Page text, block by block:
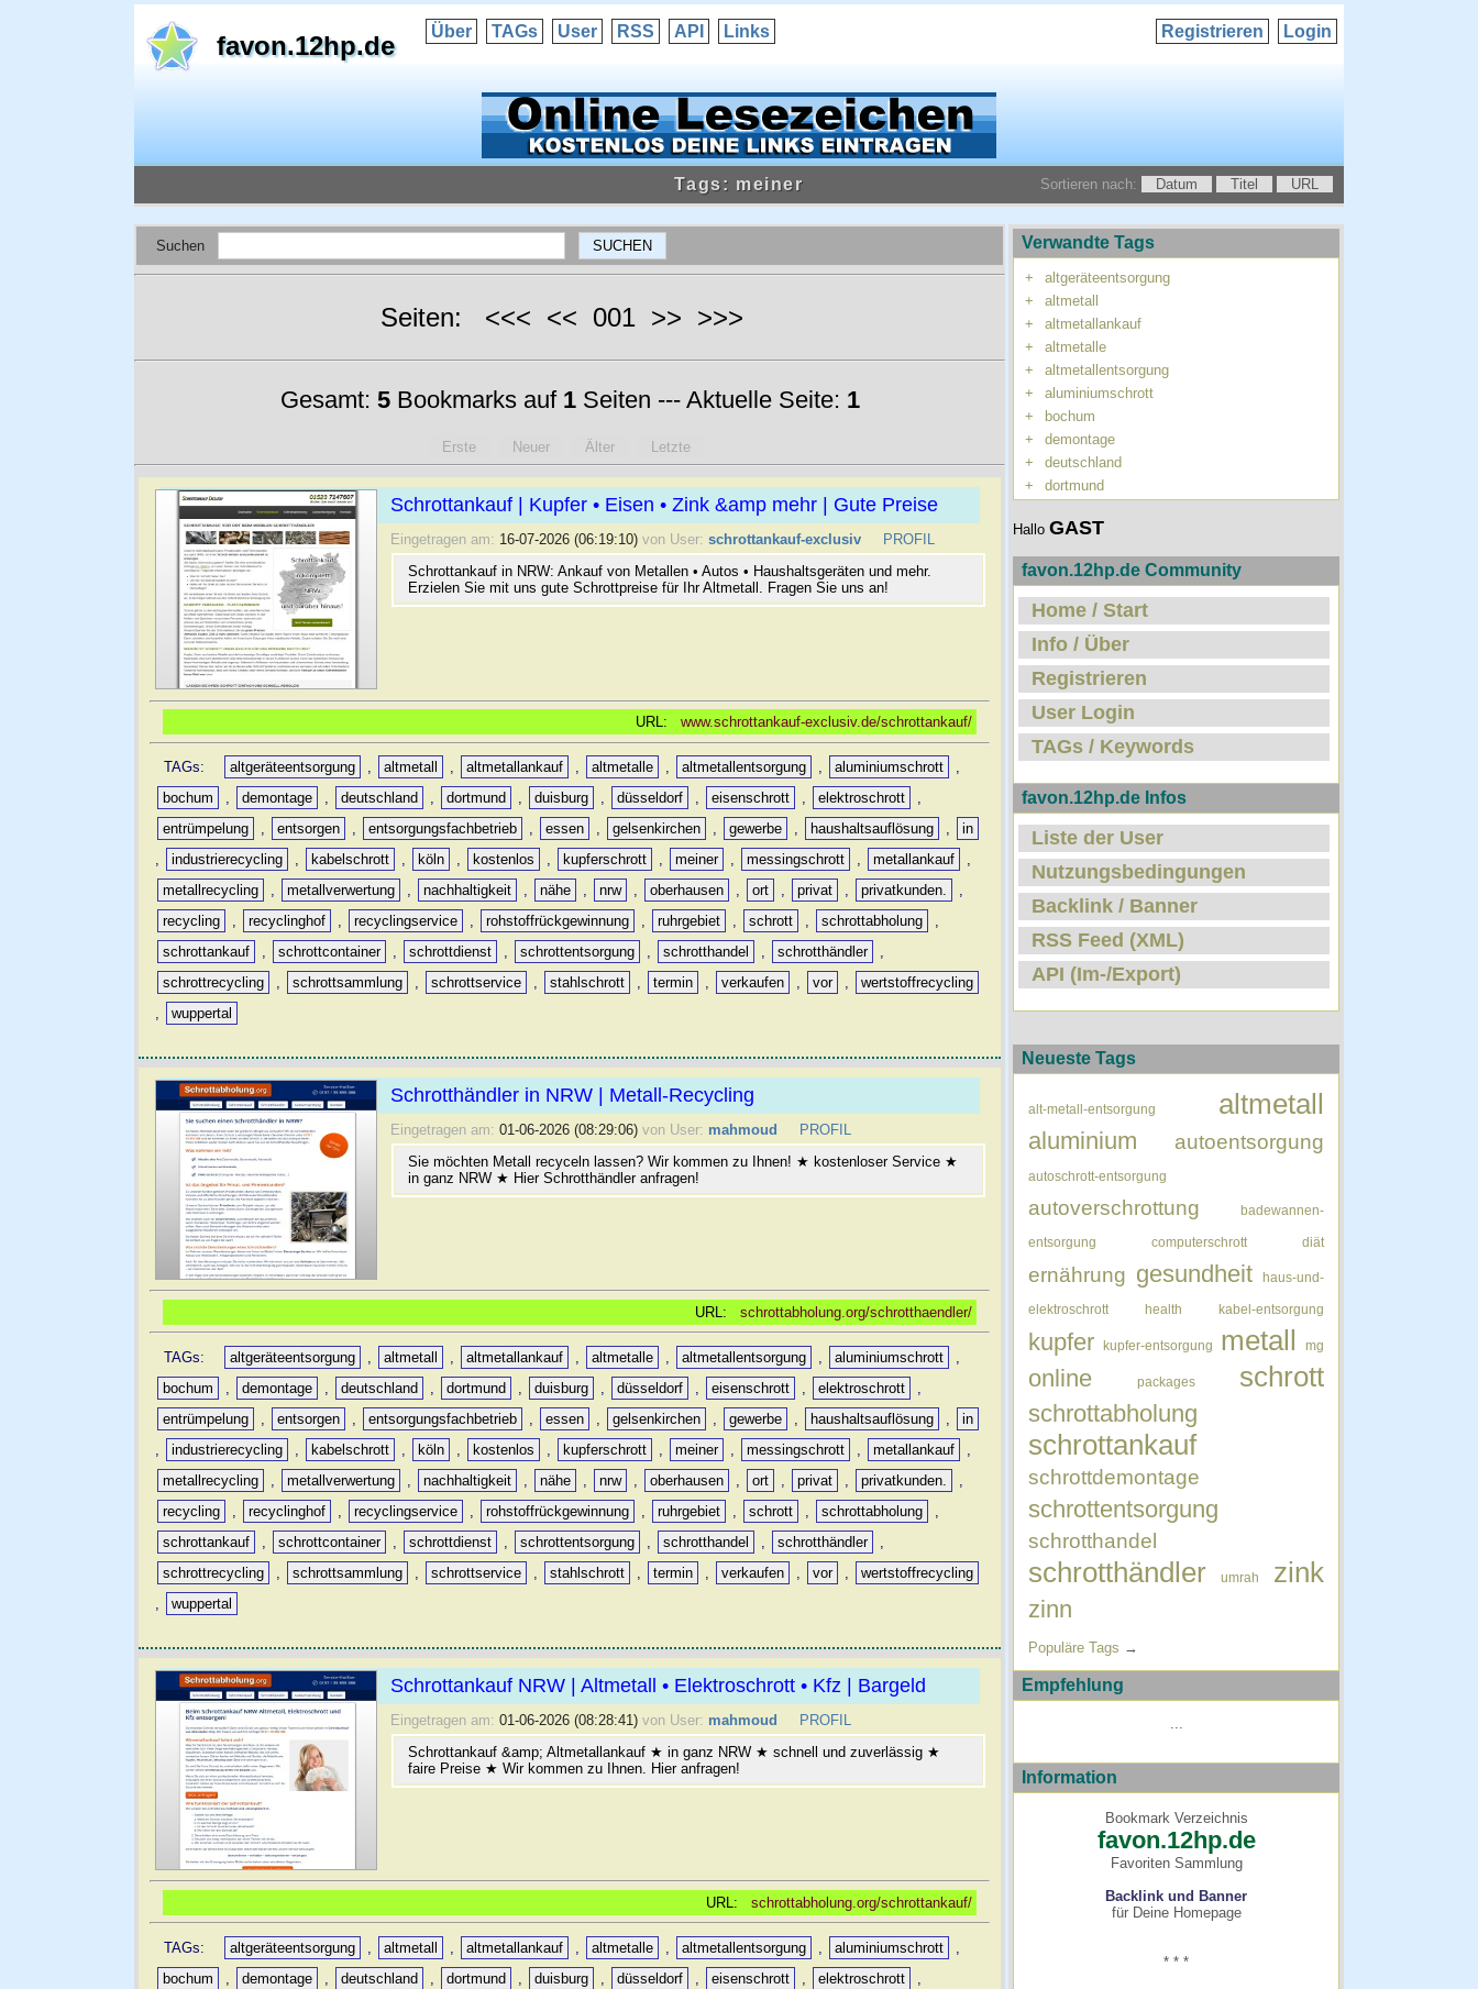
favon.12hp.de Über TAGs User RSS API Links Login
Registrieren
Tags: meiner Sortieren nach: Datum Titel URL
Suchen
Seiten: <<< << 001 >> >>>
Gesamt: 5Bookmarks auf 1Seiten --- Aktuelle Seite: 1
Erste Neuer Älter Letzte
Schrottankauf | Kupfer • Eisen • Zink &amp mehr | Gute Preise
Eingetragen am: 16-07-2026 (06:19:10) von User: schrottankauf-exclusiv
PROFIL
Schrottankauf in NRW: Ankauf von Metallen • Autos • Haushaltsgeräten und mehr.
Erzielen Sie mit uns gute Schrottpreise für Ihr Altmetall. Fragen Sie uns an!
URL: www.schrottankauf-exclusiv.de/schrottankauf/
TAGs: altgeräteentsorgung , altmetall , altmetallankauf , altmetalle , altmetallentsorgung , aluminiumschrott
,
bochum
, demontage , deutschland , dortmund , duisburg , düsseldorf , eisenschrott , elektroschrott
,
entrümpelung
, entsorgen , entsorgungsfachbetrieb , essen , gelsenkirchen , gewerbe , haushaltsauflösung ,
in
,
industrierecycling , kabelschrott , köln , kostenlos , kupferschrott , meiner , messingschrott , metallankauf
,
metallrecycling
, metallverwertung , nachhaltigkeit , nähe , nrw , oberhausen , ort , privat , privatkunden.
,
recycling
, recyclinghof , recyclingservice , rohstoffrückgewinnung , ruhrgebiet , schrott , schrottabholung
,
schrottankauf
, schrottcontainer , schrottdienst , schrottentsorgung , schrotthandel , schrotthändler
,
schrottrecycling
, schrottsammlung , schrottservice , stahlschrott , termin , verkaufen , vor ,
wertstoffrecycling
,
wuppertal
Schrotthändler in NRW | Metall-Recycling
Eingetragen am: 01-06-2026 (08:29:06) von User: mahmoud
PROFIL
Sie möchten Metall recyceln lassen? Wir kommen zu Ihnen! ★ kostenloser Service ★
in ganz NRW ★ Hier Schrotthändler anfragen!
URL: schrottabholung.org/schrotthaendler/
TAGs: altgeräteentsorgung , altmetall , altmetallankauf , altmetalle , altmetallentsorgung , aluminiumschrott
,
bochum
, demontage , deutschland , dortmund , duisburg , düsseldorf , eisenschrott , elektroschrott
,
entrümpelung
, entsorgen , entsorgungsfachbetrieb , essen , gelsenkirchen , gewerbe , haushaltsauflösung ,
in
,
industrierecycling , kabelschrott , köln , kostenlos , kupferschrott , meiner , messingschrott , metallankauf
,
metallrecycling
, metallverwertung , nachhaltigkeit , nähe , nrw , oberhausen , ort , privat , privatkunden.
,
recycling
, recyclinghof , recyclingservice , rohstoffrückgewinnung , ruhrgebiet , schrott , schrottabholung
,
schrottankauf
, schrottcontainer , schrottdienst , schrottentsorgung , schrotthandel , schrotthändler
,
schrottrecycling
, schrottsammlung , schrottservice , stahlschrott , termin , verkaufen , vor ,
wertstoffrecycling
,
wuppertal
Schrottankauf NRW | Altmetall • Elektroschrott • Kfz | Bargeld
Eingetragen am: 01-06-2026 (08:28:41) von User: mahmoud
PROFIL
Schrottankauf &amp; Altmetallankauf ★ in ganz NRW ★ schnell und zuverlässig ★
faire Preise ★ Wir kommen zu Ihnen. Hier anfragen!
URL: schrottabholung.org/schrottankauf/
TAGs: altgeräteentsorgung , altmetall , altmetallankauf , altmetalle , altmetallentsorgung , aluminiumschrott
,
bochum
, demontage , deutschland , dortmund , duisburg , düsseldorf , eisenschrott , elektroschrott
,
Verwandte Tags
+
altgeräteentsorgung
+
altmetall
+
altmetallankauf
+
altmetalle
+
altmetallentsorgung
+
aluminiumschrott
+
bochum
+
demontage
+
deutschland
+
dortmund
Hallo GAST
favon.12hp.de Community
Home / Start
Info / Über
Registrieren
User Login
TAGs / Keywords
favon.12hp.de Infos
Liste der User
Nutzungsbedingungen
Backlink / Banner
RSS Feed (XML)
API (Im-/Export)
Neueste Tags
alt-metall-entsorgung altmetall
aluminium autoentsorgung
autoschrott-entsorgung
autoverschrottung badewannen-
entsorgung computerschrott diät
ernährung gesundheit haus-und-
elektroschrott health kabel-entsorgung
kupfer kupfer-entsorgung metall mg
online packages schrott
schrottabholung
schrottankauf
schrottdemontage
schrottentsorgung
schrotthandel
schrotthändler umrah zink
zinn
Populäre Tags →
Empfehlung
Information
Bookmark Verzeichnis
favon.12hp.de
Favoriten Sammlung
Backlink und Banner
für Deine Homepage
* * *